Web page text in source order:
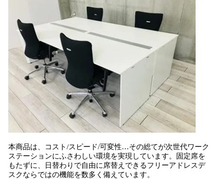
本商品は、コスト/スピード/可変性…その総てが次世代ワーク
ステーションにふさわしい環境を実現しています。固定席を
もたずに、日替わりで自由に席替えできるフリーアドレスデ
スクならではの機能を数多く備えています。